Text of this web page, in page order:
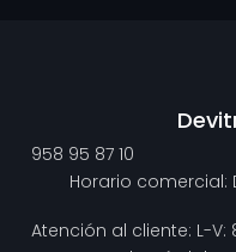
958 95 87 10
Horario comercial:
Atención al cliente: L-V: